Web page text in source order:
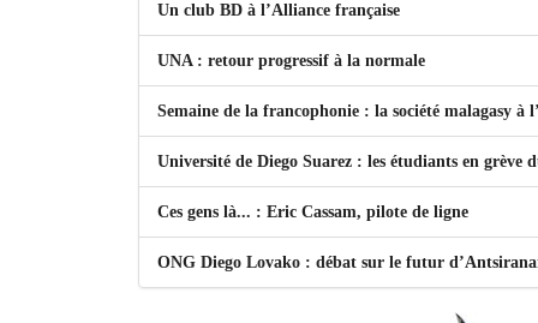
Un club BD à l’Alliance française
UNA : retour progressif à la normale
Semaine de la francophonie : la société malagasy à
Université de Diego Suarez : les étudiants en grève
Ces gens là... : Eric Cassam, pilote de ligne
ONG Diego Lovako : débat sur le futur